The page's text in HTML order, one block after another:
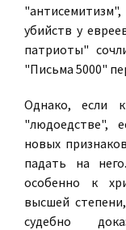
убийств у
патриоты"
"Письма 5000"
Однако, если
"людоедстве",
новых
падать на
особенно к
высшей
судебно